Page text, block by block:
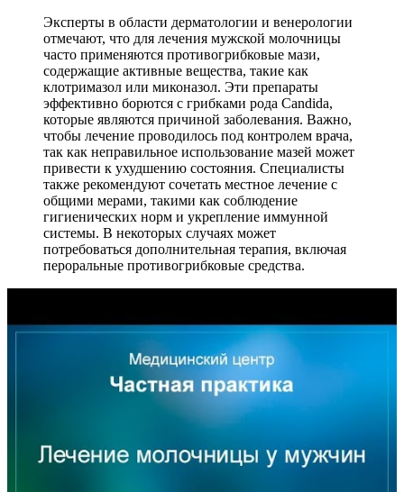
Эксперты в области дерматологии и венерологии
отмечают, что для лечения мужской молочницы
часто применяются противогрибковые мази,
содержащие активные вещества, такие как
клотримазол или миконазол. Эти препараты
эффективно борются с грибками рода Candida,
которые являются причиной заболевания. Важно,
чтобы лечение проводилось под контролем врача,
так как неправильное использование мазей может
привести к ухудшению состояния. Специалисты
также рекомендуют сочетать местное лечение с
общими мерами, такими как соблюдение
гигиенических норм и укрепление иммунной
системы. В некоторых случаях может
потребоваться дополнительная терапия, включая
пероральные противогрибковые средства.